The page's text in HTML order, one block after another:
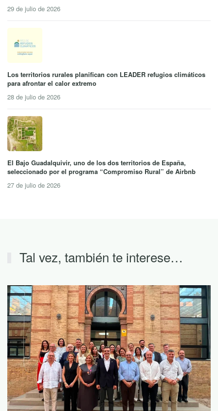
29 de julio de 2026
Los territorios rurales planifican con LEADER refugios climáticos
para afrontar el calor extremo
28 de julio de 2026
El Bajo Guadalquivir, uno de los dos territorios de España,
seleccionado por el programa “Compromiso Rural” de Airbnb
27 de julio de 2026
Tal vez, también te interese…